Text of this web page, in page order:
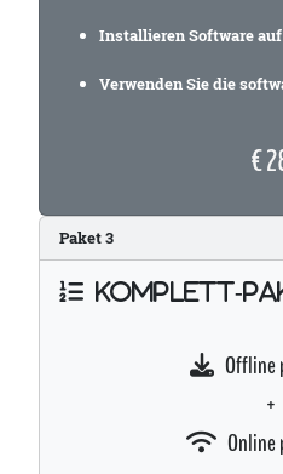
Installieren Software
Verwenden Sie die
€
Paket3
KOMPLETT-
Offline
+
Online